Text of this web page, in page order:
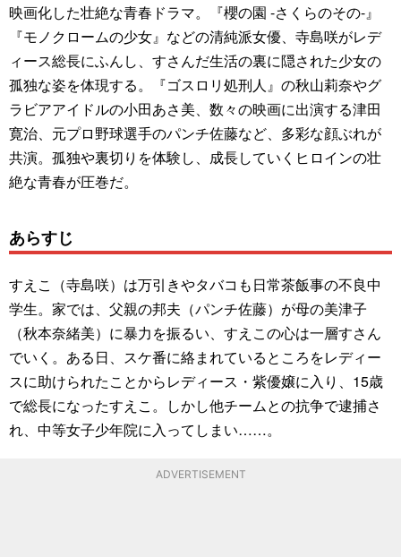
映画化した壮絶な青春ドラマ。『櫻の園 -さくらのその-』
『モノクロームの少女』などの清純派女優、寺島咲がレデ
ィース総長にふんし、すさんだ生活の裏に隠された少女の
孤独な姿を体現する。『ゴスロリ処刑人』の秋山莉奈やグ
ラビアアイドルの小田あさ美、数々の映画に出演する津田
寛治、元プロ野球選手のパンチ佐藤など、多彩な顔ぶれが
共演。孤独や裏切りを体験し、成長していくヒロインの壮
絶な青春が圧巻だ。
あらすじ
すえこ（寺島咲）は万引きやタバコも日常茶飯事の不良中
学生。家では、父親の邦夫（パンチ佐藤）が母の美津子
（秋本奈緒美）に暴力を振るい、すえこの心は一層すさん
でいく。ある日、スケ番に絡まれているところをレディー
スに助けられたことからレディース・紫優嬢に入り、15歳
で総長になったすえこ。しかし他チームとの抗争で逮捕さ
れ、中等女子少年院に入ってしまい……。
ADVERTISEMENT